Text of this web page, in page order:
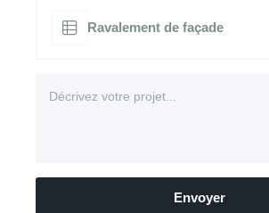
Ravalement de façade
Envoyer